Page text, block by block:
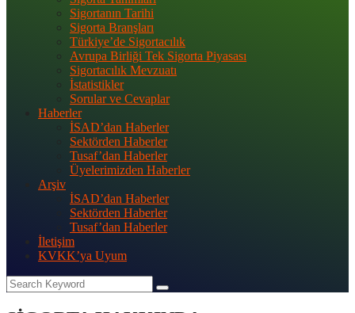
Sigortanın Tarihi
Sigorta Branşları
Türkiye’de Sigortacılık
Avrupa Birliği Tek Sigorta Piyasası
Sigortacılık Mevzuatı
İstatistikler
Sorular ve Cevaplar
Haberler
İSAD’dan Haberler
Sektörden Haberler
Tusaf’dan Haberler
Üyelerimizden Haberler
Arşiv
İSAD’dan Haberler
Sektörden Haberler
Tusaf’dan Haberler
İletişim
KVKK’ya Uyum